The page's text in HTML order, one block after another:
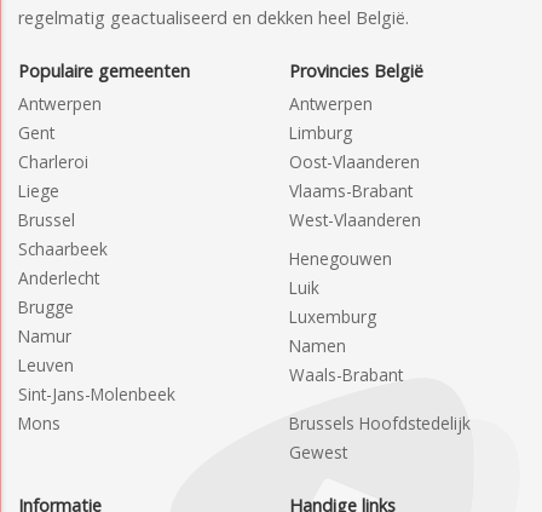
regelmatig geactualiseerd en dekken heel België.
Populaire gemeenten
Antwerpen
Gent
Charleroi
Liege
Brussel
Schaarbeek
Anderlecht
Brugge
Namur
Leuven
Sint-Jans-Molenbeek
Mons
Provincies België
Antwerpen
Limburg
Oost-Vlaanderen
Vlaams-Brabant
West-Vlaanderen
Henegouwen
Luik
Luxemburg
Namen
Waals-Brabant
Brussels Hoofdstedelijk
Gewest
Informatie Handige links